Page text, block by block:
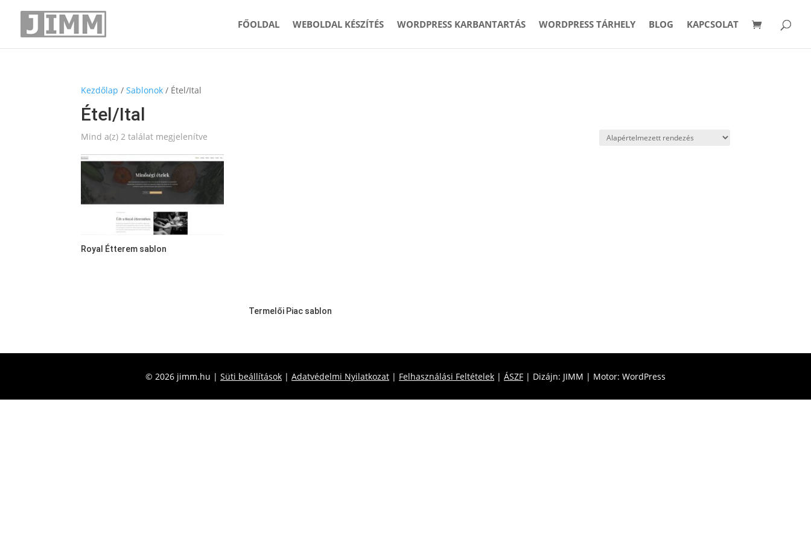
FŐOLDAL WEBOLDAL KÉSZÍTÉS WORDPRESS KARBANTARTÁS WORDPRESS TÁRHELY BLOG KAPCSOLAT
Kezdőlap /Sablonok / Étel/Ital
Étel/Ital
Mind a(z) 2 találat megjelenítve
Royal Étterem sablon
Termelői Piac sablon
© 2026 jimm.hu | Süti beállítások | Adatvédelmi Nyilatkozat | Felhasználási Feltételek | ÁSZF | Dizájn: JIMM | Motor: WordPress